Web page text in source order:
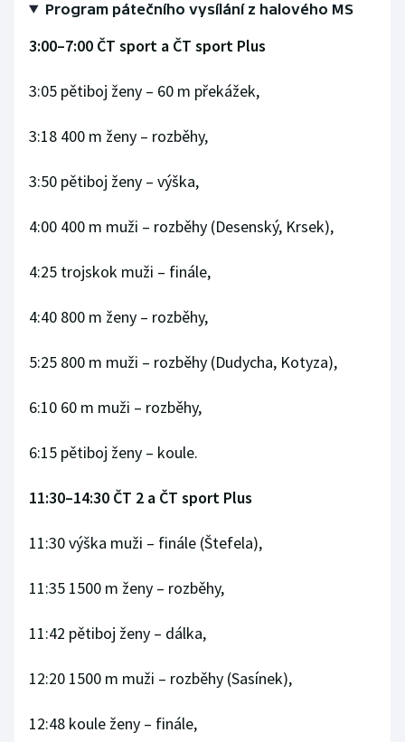
Stolní tenis
Triatlon
Veslování
Vodní slalom
Volejbal
Ostatní
Program pátečního vysílání z halového MS
3:00–7:00 ČT sport a ČT sport Plus
3:05 pětiboj ženy –⁠⁠⁠⁠⁠⁠ 60 m překážek,
3:18 400 m ženy –⁠⁠⁠⁠⁠⁠ rozběhy,
3:50 pětiboj ženy –⁠⁠⁠⁠⁠⁠ výška,
4:00 400 m muži –⁠⁠⁠⁠⁠⁠ rozběhy (Desenský, Krsek),
4:25 trojskok muži –⁠⁠⁠⁠⁠⁠ finále,
4:40 800 m ženy –⁠⁠⁠⁠⁠⁠ rozběhy,
5:25 800 m muži –⁠⁠⁠⁠⁠⁠ rozběhy (Dudycha, Kotyza),
6:10 60 m muži –⁠⁠⁠⁠⁠⁠ rozběhy,
6:15 pětiboj ženy – koule.
11:30–14:30 ČT 2 a ČT sport Plus
11:30 výška muži –⁠⁠⁠⁠⁠⁠ finále (Štefela),
11:35 1500 m ženy –⁠⁠⁠⁠⁠⁠ rozběhy,
11:42 pětiboj ženy –⁠⁠⁠⁠⁠⁠ dálka,
12:20 1500 m muži –⁠⁠⁠⁠⁠⁠ rozběhy (Sasínek),
12:48 koule ženy –⁠⁠⁠⁠⁠⁠ finále,